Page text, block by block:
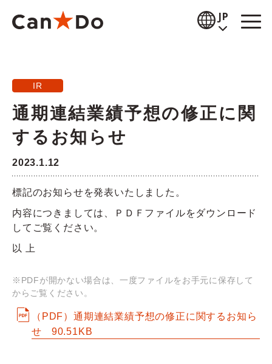
JP
お知らせ
商品情報
店舗検索
公式通販
採用情報
お問い合わせ
IR
通期連結業績予想の修正に関
するお知らせ
2023.1.12
標記のお知らせを発表いたしました。
内容につきましては、ＰＤＦファイルをダウンロード
してご覧ください。
以 上
※PDFが開かない場合は、一度ファイルをお手元に保存して
からご覧ください。
（PDF）通期連結業績予想の修正に関するお知ら
せ
90.51KB